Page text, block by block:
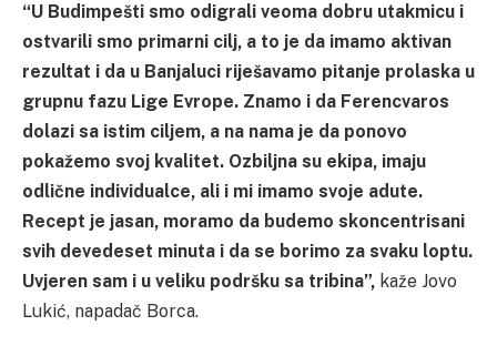
“U Budimpešti smo odigrali veoma dobru utakmicu i
ostvarili smo primarni cilj, a to je da imamo aktivan
rezultat i da u Banjaluci riješavamo pitanje prolaska u
grupnu fazu Lige Evrope. Znamo i da Ferencvaros
dolazi sa istim ciljem, a na nama je da ponovo
pokažemo svoj kvalitet. Ozbiljna su ekipa, imaju
odlične individualce, ali i mi imamo svoje adute.
Recept je jasan, moramo da budemo skoncentrisani
svih devedeset minuta i da se borimo za svaku loptu.
Uvjeren sam i u veliku podršku sa tribina”, kaže Jovo
Lukić, napadač Borca.